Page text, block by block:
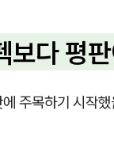
보다 평
주목하기 시작